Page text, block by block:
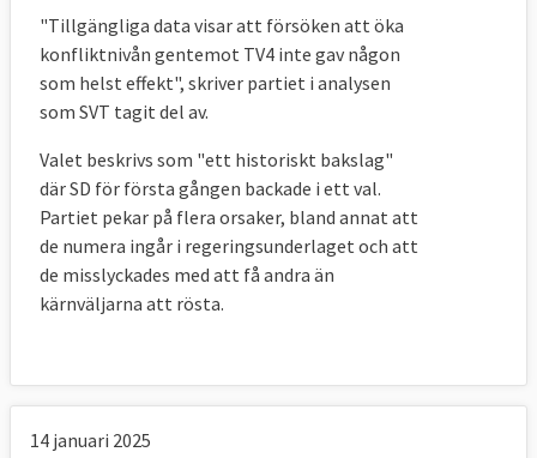
Alice Bah Kuhnke
(MP):
Vi måste rädda klimatet
och demokratin
Jonas Sjöstedt
Emma Wiesner
(C):
Straffa länder som inte
når klimatmål
Debattartiklar med svenska
partiernas andranamn inför EU-
svarat)
"Tillgängliga data visar att försöken att öka
konfliktnivån gentemot TV4 inte gav någon
som helst effekt", skriver partiet i analysen
som SVT tagit del av.
Valet beskrivs som "ett historiskt bakslag"
där SD för första gången backade i ett val.
Partiet pekar på flera orsaker, bland annat att
de numera ingår i regeringsunderlaget och att
de misslyckades med att få andra än
kärnväljarna att rösta.
14 januari 2025